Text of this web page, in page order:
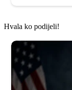
Hvala ko podijeli!